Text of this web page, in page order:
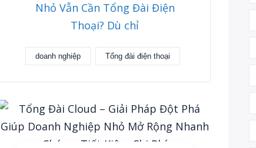
Nhỏ Vẫn Cần Tổng Đài Điện
Thoại? Dù chỉ
doanh nghiệp Tổng đài điện thoại